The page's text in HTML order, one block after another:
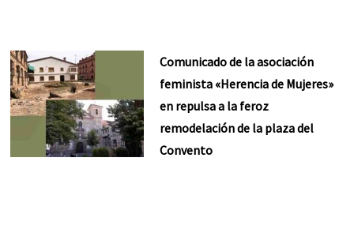
Comunicado de la asociación
feminista «Herencia de Mujeres»
en repulsa a la feroz
remodelación de la plaza del
Convento